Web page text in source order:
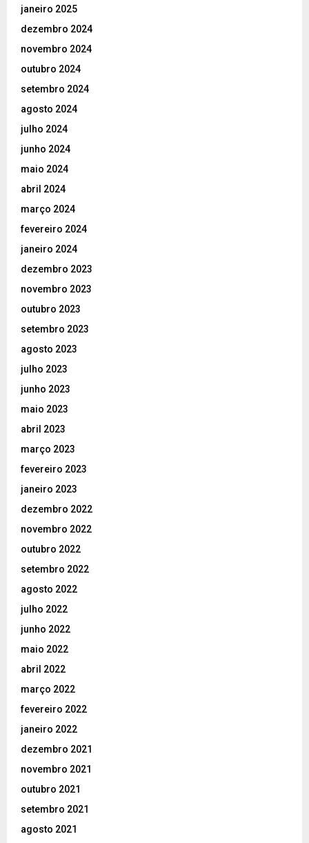
janeiro 2025
dezembro 2024
novembro 2024
outubro 2024
setembro 2024
agosto 2024
julho 2024
junho 2024
maio 2024
abril 2024
março 2024
fevereiro 2024
janeiro 2024
dezembro 2023
novembro 2023
outubro 2023
setembro 2023
agosto 2023
julho 2023
junho 2023
maio 2023
abril 2023
março 2023
fevereiro 2023
janeiro 2023
dezembro 2022
novembro 2022
outubro 2022
setembro 2022
agosto 2022
julho 2022
junho 2022
maio 2022
abril 2022
março 2022
fevereiro 2022
janeiro 2022
dezembro 2021
novembro 2021
outubro 2021
setembro 2021
agosto 2021